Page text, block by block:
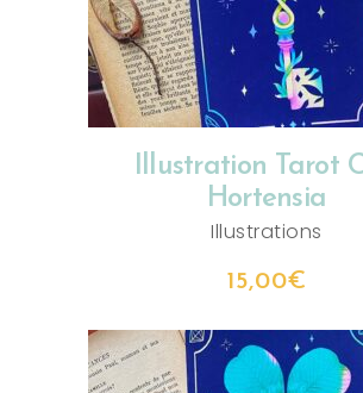
Illustration Tarot
Hortensia
Illustrations
15,00€